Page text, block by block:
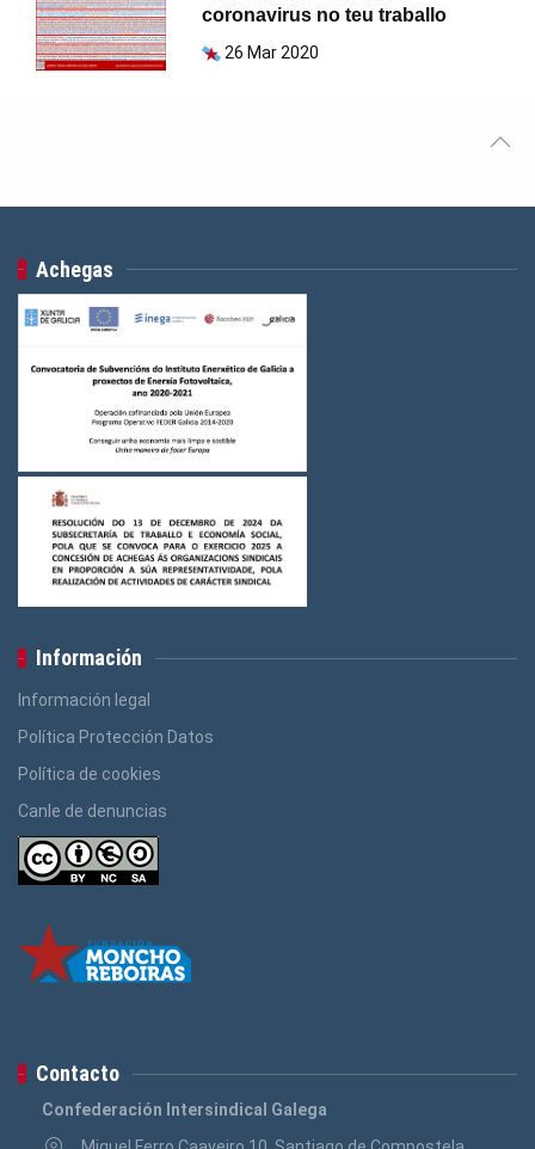
coronavirus no teu traballo
26 Mar 2020
Achegas
Información
Información legal
Política Protección Datos
Política de cookies
Canle de denuncias
Contacto
Confederación Intersindical Galega